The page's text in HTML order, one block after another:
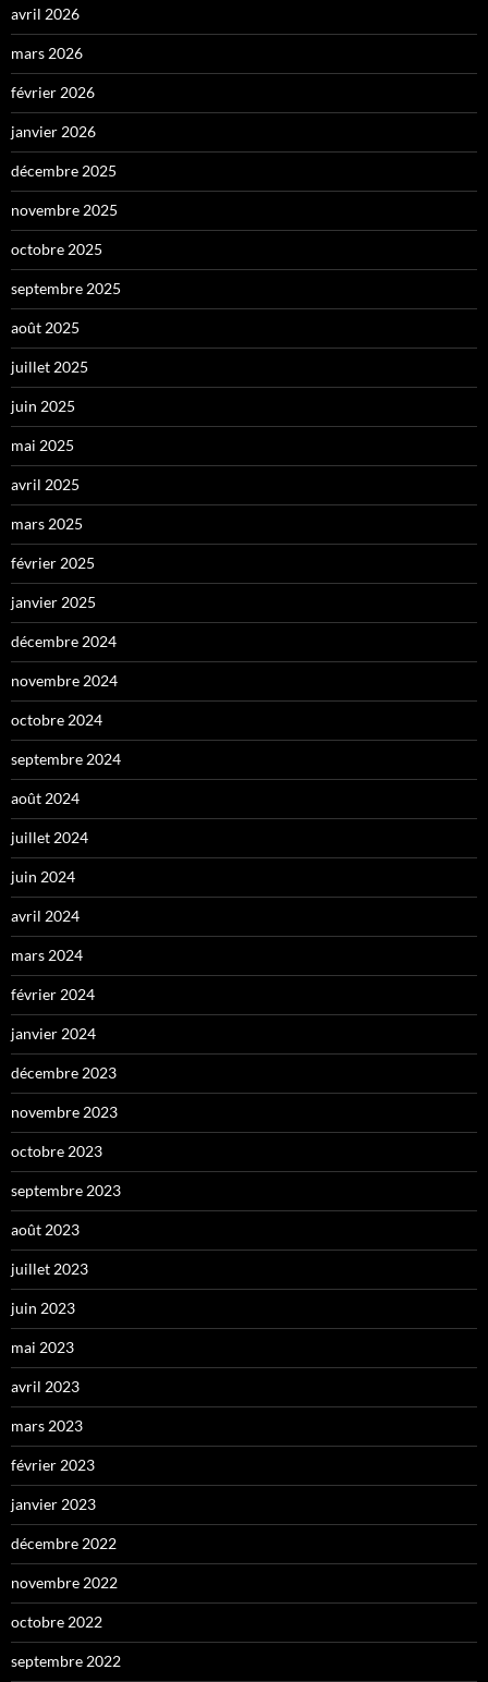
avril 2026
mars 2026
février 2026
janvier 2026
décembre 2025
novembre 2025
octobre 2025
septembre 2025
août 2025
juillet 2025
juin 2025
mai 2025
avril 2025
mars 2025
février 2025
janvier 2025
décembre 2024
novembre 2024
octobre 2024
septembre 2024
août 2024
juillet 2024
juin 2024
avril 2024
mars 2024
février 2024
janvier 2024
décembre 2023
novembre 2023
octobre 2023
septembre 2023
août 2023
juillet 2023
juin 2023
mai 2023
avril 2023
mars 2023
février 2023
janvier 2023
décembre 2022
novembre 2022
octobre 2022
septembre 2022